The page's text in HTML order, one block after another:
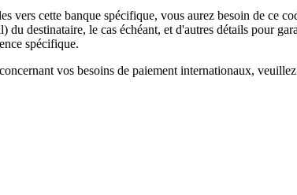
vers cette banque spécifique, vous aurez besoin de
destinataire, le cas échéant, et d'autres détails pour
spécifique.
vos besoins de paiement internationaux,